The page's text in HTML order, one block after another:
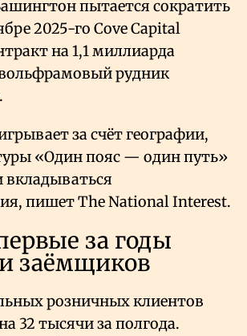
пытается сократить
2025-го Cove Capital
на 1,1 миллиарда
рудник
за счёт географии,
«Один пояс — один путь»
вкладываться
пишет The National Interest.
за годы
заёмщиков
розничных клиентов
32 тысячи за полгода.